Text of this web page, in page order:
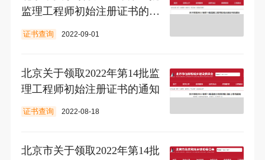
监理工程师初始注册证书的通
知
证书查询 2022-09-01
北京关于领取2022年第14批监
理工程师初始注册证书的通知
证书查询 2022-08-18
北京市关于领取2022年第14批